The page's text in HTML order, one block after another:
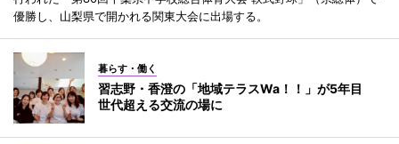
優勝し、山梨県で開かれる関東大会に出場する。
暮らす・働く
習志野・香澄の「地域テラスWa！！」が5年目
世代超える交流の場に